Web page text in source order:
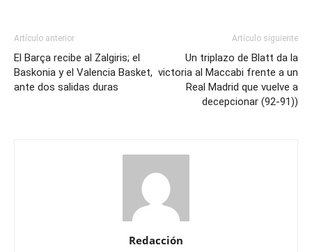
Artículo anterior
El Barça recibe al Zalgiris; el
Baskonia y el Valencia Basket,
ante dos salidas duras
Artículo siguiente
Un triplazo de Blatt da la
victoria al Maccabi frente a un
Real Madrid que vuelve a
decepcionar (92-91))
Redacción